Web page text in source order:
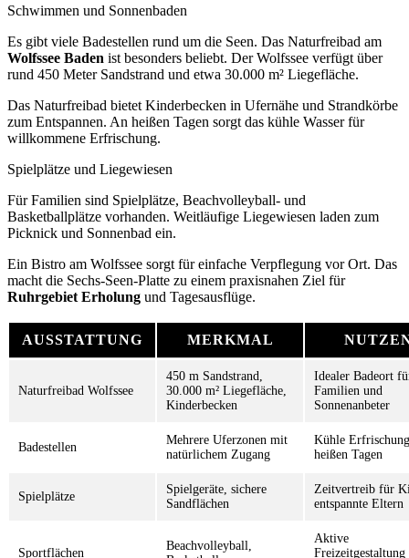
Schwimmen und Sonnenbaden
Es gibt viele Badestellen rund um die Seen. Das Naturfreibad am
Wolfssee Baden ist besonders beliebt. Der Wolfssee verfügt über
rund 450 Meter Sandstrand und etwa 30.000 m² Liegefläche.
Das Naturfreibad bietet Kinderbecken in Ufernähe und Strandkörbe
zum Entspannen. An heißen Tagen sorgt das kühle Wasser für
willkommene Erfrischung.
Spielplätze und Liegewiesen
Für Familien sind Spielplätze, Beachvolleyball- und
Basketballplätze vorhanden. Weitläufige Liegewiesen laden zum
Picknick und Sonnenbad ein.
Ein Bistro am Wolfssee sorgt für einfache Verpflegung vor Ort. Das
macht die Sechs-Seen-Platte zu einem praxisnahen Ziel für
Ruhrgebiet Erholung und Tagesausflüge.
AUSSTATTUNG MERKMAL
Naturfreibad Wolfssee
450 m Sandstrand,
30.000 m² Liegefläche,
Kinderbecken
Idealer Badeort
Familien und
Sonnenanbeter
Badestellen
Mehrere Uferzonen mit
natürlichem Zugang
Kühle
heißen Tagen
Spielplätze
Spielgeräte, sichere
Sandflächen
Zeitvertreib für
entspannte Eltern
Sportflächen
Beachvolleyball,
Aktive